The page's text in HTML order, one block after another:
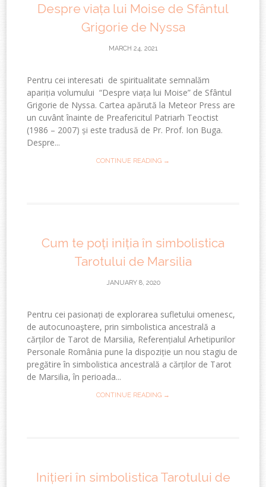
Despre viața lui Moise de Sfântul
Grigorie de Nyssa
MARCH 24, 2021
Pentru cei interesati de spiritualitate semnalăm
apariția volumului “Despre viața lui Moise” de Sfântul
Grigorie de Nyssa. Cartea apărută la Meteor Press are
un cuvânt înainte de Preafericitul Patriarh Teoctist
(1986 – 2007) și este tradusă de Pr. Prof. Ion Buga.
Despre...
CONTINUE READING →
Cum te poți iniția în simbolistica
Tarotului de Marsilia
JANUARY 8, 2020
Pentru cei pasionați de explorarea sufletului omenesc,
de autocunoaştere, prin simbolistica ancestrală a
cărților de Tarot de Marsilia, Referențialul Arhetipurilor
Personale România pune la dispoziție un nou stagiu de
pregătire în simbolistica ancestrală a cărților de Tarot
de Marsilia, în perioada...
CONTINUE READING →
Inițieri în simbolistica Tarotului de